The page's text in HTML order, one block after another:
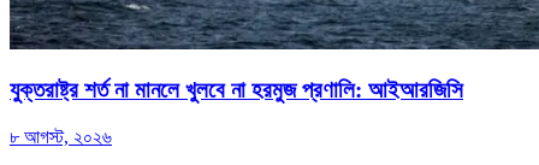
যুক্তরাষ্ট্র শর্ত না মানলে খুলবে না হরমুজ প্রণালি: আইআরজিসি
৮ আগস্ট, ২০২৬